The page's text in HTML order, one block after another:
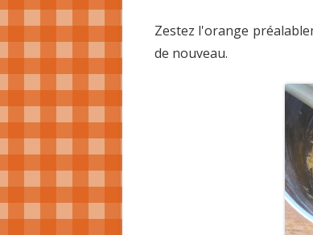
Zestez l'orange
de nouveau.